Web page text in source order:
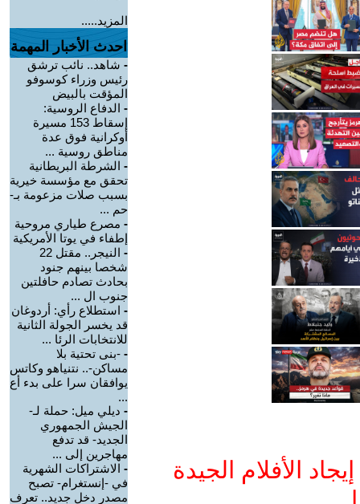
الأفلام الجيدة
المزيد.....
احدث الأخبار المهمة
- شاهد.. نائب ترشق
رئيس وزراء كوسوفو
المؤقت بالبيض
- الدفاع الروسية:
إسقاط 153 مسيرة
أوكرانية فوق عدة
مناطق روسية ...
- الشرطة البريطانية
تحقق مع مؤسسة خيرية
بسبب صلات مزعومة بـ-
حم ...
- مصرع طياري مروحية
إطفاء في يوتا الأمريكية
-
النيجر.. مقتل 22
شخصا بينهم جنود
بحادث تصادم حافلتين
جنوب ال ...
- استطلاع رأي: أردوغان
قد يخسر الجولة الثانية
للانتخابات الرئا ...
- -بنى تحتية بلا
مساكن-.. نتنياهو وكاتس
يوافقان سرا على بدء أع
...
- ديلي ميل: حملة لـ-
الجيش الجمهوري
الجديد- قد تدفع
مهاجرين إلى ...
- الاشتراكات الشهرية
في -إنستغرام- تصبح
مصدر دخل جديد.. تعرف